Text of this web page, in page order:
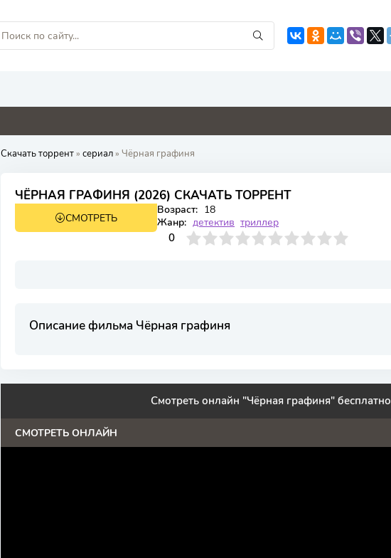
0 0 0 0 2.2
Скачать торрент» сериал» Чёрная графиня
ЧЁРНАЯ ГРАФИНЯ (2026) СКАЧАТЬ ТОРРЕНТ
1 сезон 8 серияСМОТРЕТЬ
Возраст: 18
Жанр: детектив триллер
0
4 6 7 8 9 10
Описание фильма Чёрная графиня
Смотреть онлайн "Чёрная графиня" бесплатно
СМОТРЕТЬ ОНЛАЙН